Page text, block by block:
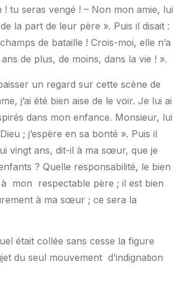
tu seras vengé ! – Non mon amie, lui
la part de leur père ». Puis il disait :
de bataille ! Crois-moi, elle n’a
de plus, de moins, dans la vie ! ».
un regard sur cette scène de
j’ai été bien aise de le voir. Je lui ai
dans mon enfance. Monsieur, lui
; j’espère en sa bonté ». Puis il
vingt ans, dit-il à ma sœur, que je
? Quelle responsabilité, le bien
à mon respectable père ; il est bien
à ma sœur ; ce sera la
était collée sans cesse la figure
du seul mouvement d’indignation